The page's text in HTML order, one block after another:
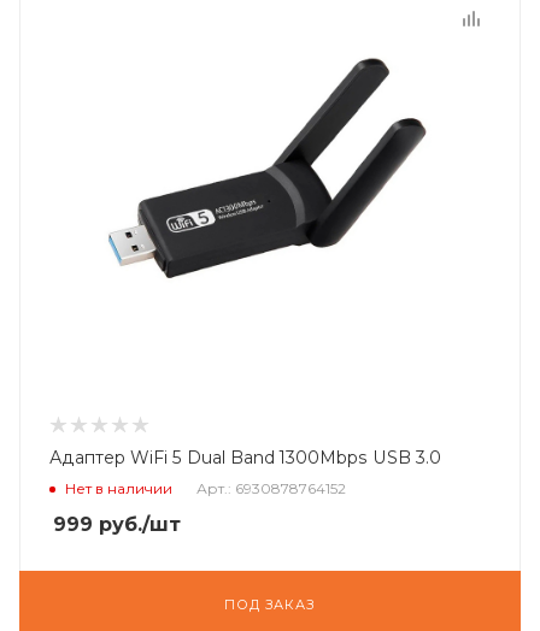
Адаптер WiFi 5 Dual Band 1300Mbps USB 3.0
Нет в наличии Арт.: 6930878764152
999 руб./шт
ПОД ЗАКАЗ